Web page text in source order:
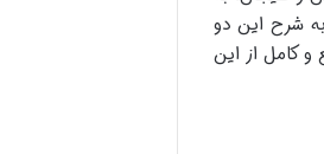
شرح این دو
و کامل از این